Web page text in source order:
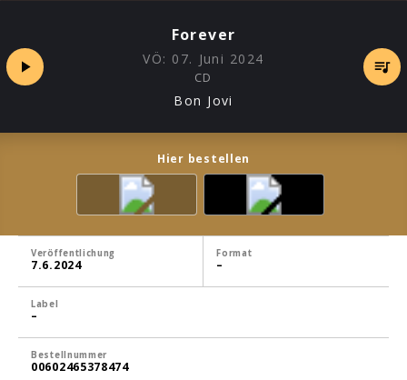
Forever
VÖ: 07. Juni 2024
CD
Bon Jovi
Hier bestellen
Veröffentlichung
7.6.2024
Format
–
Label
–
Bestellnummer
00602465378474